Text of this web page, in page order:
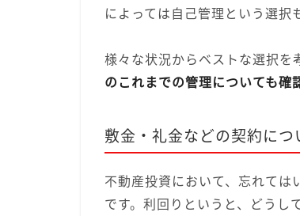
によっては自己管理という選択
様々な状況からベストな選択を
のこれまでの管理についても確
敷金・礼金などの契約につ
不動産投資において、忘れて
です。利回りというと、どうし